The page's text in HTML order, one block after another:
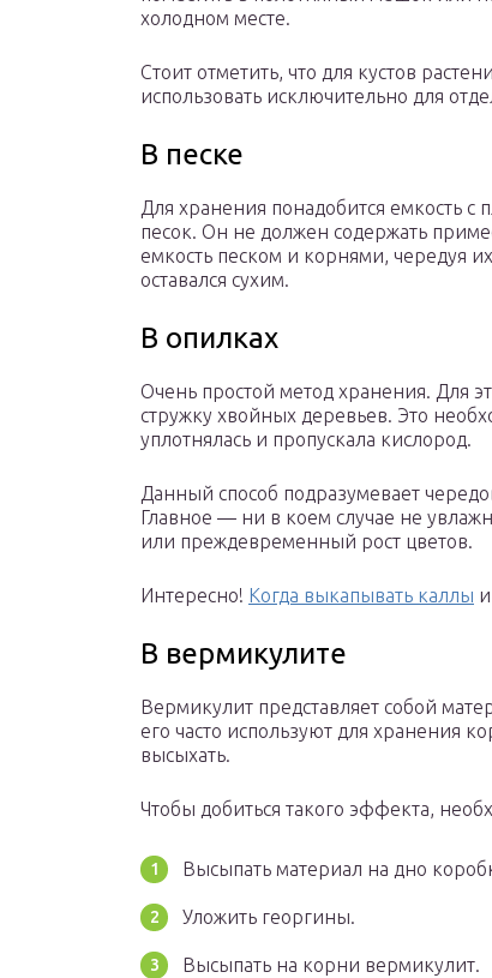
холодном месте.
Стоит отметить, что для кустов
использовать исключительно для
В песке
Для хранения понадобится емкость
песок. Он не должен содержать
емкость песком и корнями, чередуя
оставался сухим.
В опилках
Очень простой метод хранения. Для
стружку хвойных деревьев. Это
уплотнялась и пропускала кислород.
Данный способ подразумевает
Главное — ни в коем случае не
или преждевременный рост цветов.
Интересно! Когда выкапывать каллы
В вермикулите
Вермикулит представляет собой
его часто используют для хранения
высыхать.
Чтобы добиться такого эффекта,
Высыпать материал на дно
Уложить георгины.
Высыпать на корни вермикулит.